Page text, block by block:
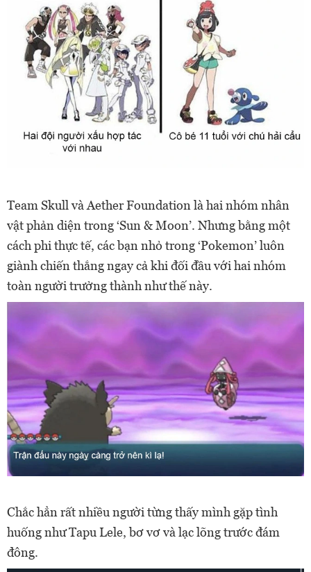
Team Skull và Aether Foundation là hai nhóm nhân
vật phản diện trong ‘Sun & Moon’. Nhưng bằng một
cách phi thực tế, các bạn nhỏ trong ‘Pokemon’ luôn
giành chiến thắng ngay cả khi đối đầu với hai nhóm
toàn người trưởng thành như thế này.
Chắc hẳn rất nhiều người từng thấy mình gặp tình
huống như Tapu Lele, bơ vơ và lạc lõng trước đám
đông.